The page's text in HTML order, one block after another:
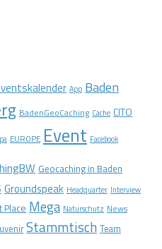
App Baden
BadenGeoCaching Cache CITO
EUROPE Event Facebook
Geocaching in Baden
Groundspeak Headquarter Interview
Place Mega Naturschutz News
Stammtisch Team